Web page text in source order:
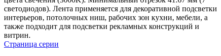
светодиодов). Лента применяется для декоративной подсветки
интерьеров, потолочных ниш, рабочих зон кухни, мебели, а
также подходит для подсветки рекламных конструкций и
витрин.
Страница серии